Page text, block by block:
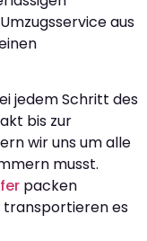
aus
jedem Schritt des
bis zur
wir uns um alle
musst.
packen
transportieren es